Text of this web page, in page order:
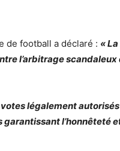
de football a déclaré : «
l’arbitrage
légalement
l’honnêteté